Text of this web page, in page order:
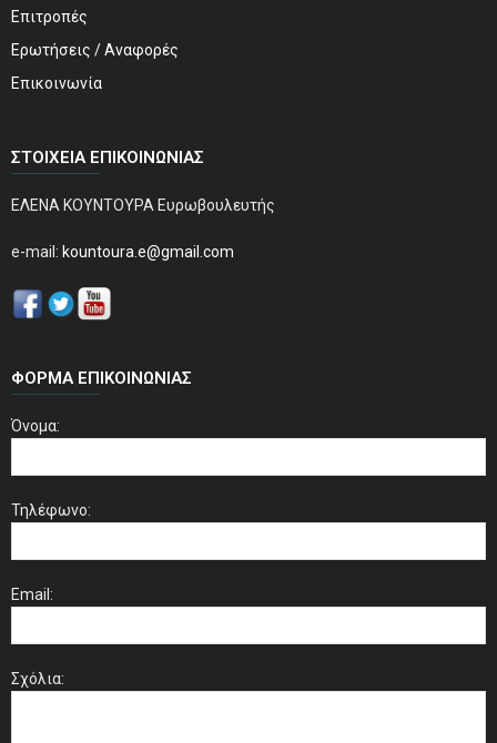
Επιτροπές
Ερωτήσεις / Αναφορές
Επικοινωνία
ΣΤΟΙΧΕΊΑ ΕΠΙΚΟΙΝΩΝΊΑΣ
ΕΛΕΝΑ ΚΟΥΝΤΟΥΡΑ Ευρωβουλευτής
e-mail: kountoura.e@gmail.com
ΦΌΡΜΑ ΕΠΙΚΟΙΝΩΝΊΑΣ
Όνομα:
Τηλέφωνο:
Email:
Σχόλια: